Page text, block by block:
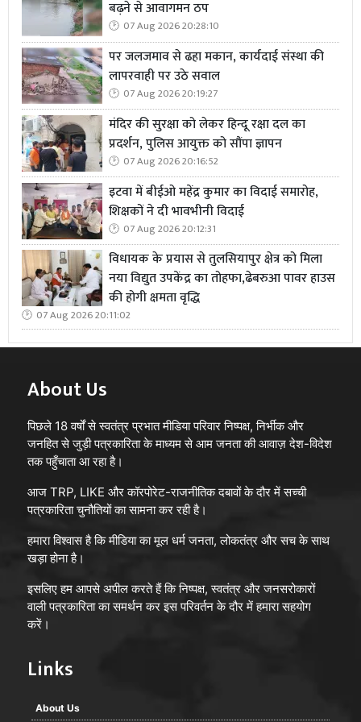
रहे हैं। इन वीडियो से यह साफ होता है कि आतंकवाद से पाकिस्तान
का कितना करीबी नाता रहा है, भले ही पाकिस्तान इस बात से
इनकार करता रहा हो।
ऑपरेशन सिंदूर ने भारत को एक तकनीकी रूप से उमत और सैन्य
रूप से सक्षम राष्ट्र के रूप में प्रस्तुत किया है। वैश्विक समुदाय, विशेष
रूप से अमेरिका, रूस और इजरायल ने भारत के मिसाइलों की
सटीकता की प्रशंसा की है। ऑपरेशन ने पाकिस्तान की चीन
प्रायोजित वायु रक्षा प्रणालियों को भेदकर भारत की तकनीकी श्रेष्ठता
को प्रदर्शित किया। यह चीन-पाकिस्तान गठजोड़ के लिए एक
चेतावनी थी कि भारत क्षेत्रीय चुनौतियों का सामना करने में सक्षम है।
सभी मिसाइलों ने अपने सटीक निशानों को भेदा, जो भारतीय
तकनीक और रक्षा प्रणाली के शानदार प्रदर्शन का प्रमाण है। उनत
मिसाइलों, स्पाइस-2000, निर्भय, पुख्ता खुफिया जानकारी और तीनों
सेनाओं के संयुक्त समन्वय ने नौ आतंकी ठिकानों को 25 मिनट में नष्ट
कर दिया।
इस सफलता ने भारत की स्वदेशी रक्षा प्रौद्योगिकी, आत्मनिर्भरता और
पहलगाम हमले के बाद से ही उचित और कल्पना से परे जवाब देने
की ठान रखी थी। लेकिन, दुनिया फिर भी 'संयम बरतने' वाला
कूटनीतिक ज्ञान देने से पीछे नहीं हट रही थी। लेकिन सेना को खुली
छूट मिलने के बाद सेना ने ऐसे ऑपरेशन को अंजाम दिया है, जिसको
देखकर पूरी दुनिया आश्चर्यचकित है। बहादुर भारतीय सैनिकों ने एक
ही साथ नौ स्थानों पर 21 आतंकी ठिकानों को तबाह कर डाला है।
इससे पूरा देश संतुष्ट है, उत्साह में है, यूं कहें कि राष्ट्र गौरव से भर उठा
है। वास्तव में आज भारतीय सेनाओं की आतंकवाद के विरोध में की
गई यह संयुक्त कार्रवाई प्रत्येक भारत वासियों को आत्म गौरव से भर
इसके साथ ही भारत के 'ऑपरेशन सिंदूर सर्जिकल स्ट्राइक' पर
का भारत को समर्थन देना हो या यूरोपियन देशों समेत कई मुस्लिम
बढ़ने से आवागमन ठप
07 Aug 2026 20:28:10
पर जलजमाव से ढहा मकान, कार्यदाई संस्था की
लापरवाही पर उठे सवाल
07 Aug 2026 20:19:27
मंदिर की सुरक्षा को लेकर हिन्दू रक्षा दल का
प्रदर्शन, पुलिस आयुक्त को सौंपा ज्ञापन
07 Aug 2026 20:16:52
इटवा में बीईओ महेंद्र कुमार का विदाई समारोह,
शिक्षकों ने दी भावभीनी विदाई
07 Aug 2026 20:12:31
विधायक के प्रयास से तुलसियापुर क्षेत्र को मिला
नया विद्युत उपकेंद्र का तोहफा,ढेबरुआ पावर हाउस
की होगी क्षमता वृद्धि
07 Aug 2026 20:11:02
About Us
पिछले 18 वर्षों से स्वतंत्र प्रभात मीडिया परिवार निष्पक्ष, निर्भीक और
जनहित से जुड़ी पत्रकारिता के माध्यम से आम जनता की आवाज़ देश-विदेश
तक पहुँचाता आ रहा है।
आज TRP, LIKE और कॉरपोरेट-राजनीतिक दबावों के दौर में सच्ची
पत्रकारिता चुनौतियों का सामना कर रही है।
हमारा विश्वास है कि मीडिया का मूल धर्म जनता, लोकतंत्र और सच के साथ
खड़ा होना है।
इसलिए हम आपसे अपील करते हैं कि निष्पक्ष, स्वतंत्र और जनसरोकारों
वाली पत्रकारिता का समर्थन कर इस परिवर्तन के दौर में हमारा सहयोग
करें।
Links
About Us